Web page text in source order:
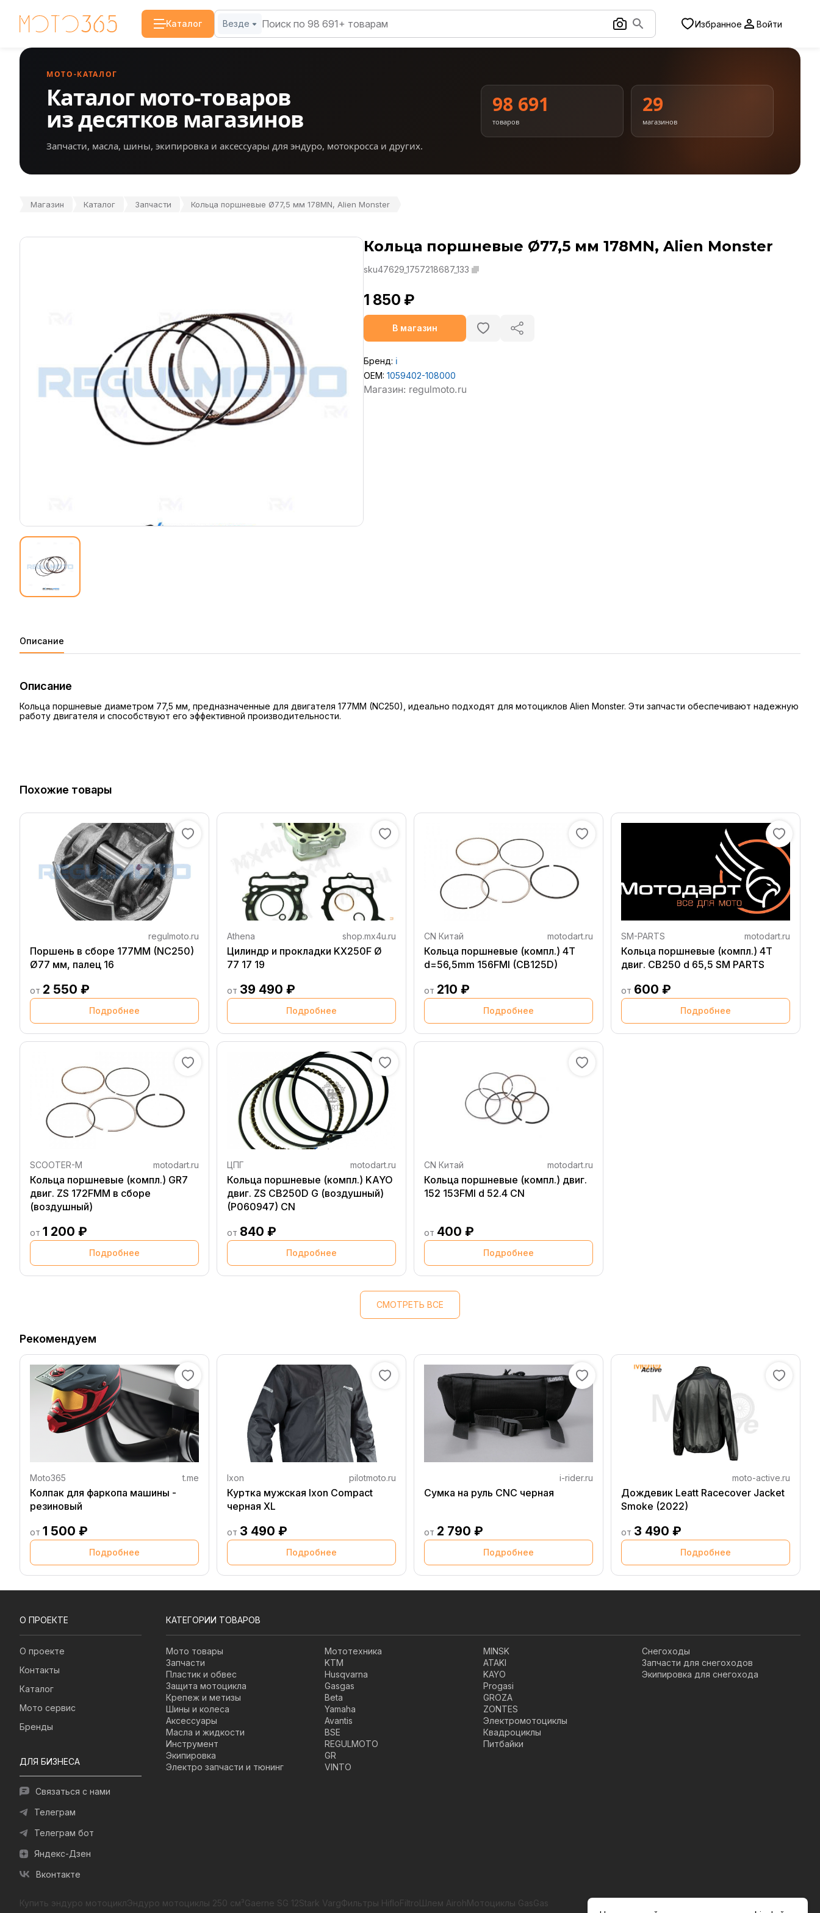
Каталог Везде Избранное Войти
МОТО-КАТАЛОГ
Каталог мото-товаров
из десятков магазинов
Запчасти, масла, шины, экипировка и аксессуары для эндуро, мотокросса и других.
98 691
товаров
29
магазинов
Магазин Каталог Запчасти Кольца поршневые Ø77,5 мм 178MN, Alien Monster
Кольца поршневые Ø77,5 мм 178MN, Alien Monster
sku47629_1757218687_133
1 850 ₽
В магазин
Бренд: ℹ️
OEM: 1059402-108000
Описание
Описание
Кольца поршневые диаметром 77,5 мм, предназначенные для двигателя 177MM (NC250), идеально подходят для мотоциклов Alien Monster. Эти запчасти обеспечивают надежную
работу двигателя и способствуют его эффективной производительности.
Похожие товары
regulmoto.ru
Поршень в сборе 177MM (NC250)
Ø77 мм, палец 16
от 2 550 ₽
Подробнее
Athena shop.mx4u.ru
Цилиндр и прокладки KX250F Ø
77 17 19
от 39 490 ₽
Подробнее
CN Китай motodart.ru
Кольца поршневые (компл.) 4T
d=56,5mm 156FMI (CB125D)
от 210 ₽
Подробнее
SM-PARTS motodart.ru
Кольца поршневые (компл.) 4T
двиг. CB250 d 65,5 SM PARTS
от 600 ₽
Подробнее
SCOOTER-M motodart.ru
Кольца поршневые (компл.) GR7
двиг. ZS 172FMM в сборе
(воздушный)
от 1 200 ₽
Подробнее
ЦПГ motodart.ru
Кольца поршневые (компл.) KAYO
двиг. ZS CB250D G (воздушный)
(P060947) CN
от 840 ₽
Подробнее
CN Китай motodart.ru
Кольца поршневые (компл.) двиг.
152 153FMI d 52.4 CN
от 400 ₽
Подробнее
СМОТРЕТЬ ВСЕ
Рекомендуем
Moto365 t.me
Колпак для фаркопа машины -
резиновый
от 1 500 ₽
Подробнее
Ixon pilotmoto.ru
Куртка мужская Ixon Compact
черная XL
от 3 490 ₽
Подробнее
i-rider.ru
Сумка на руль CNC черная
от 2 790 ₽
Подробнее
moto-active.ru
Дождевик Leatt Racecover Jacket
Smoke (2022)
от 3 490 ₽
Подробнее
О ПРОЕКТЕ
О проекте
Контакты
Каталог
Мото сервис
Бренды
ДЛЯ БИЗНЕСА
Связаться с нами
Телеграм
Телеграм бот
Яндекс-Дзен
Вконтакте
КАТЕГОРИИ ТОВАРОВ
Мото товары
Запчасти
Пластик и обвес
Защита мотоцикла
Крепеж и метизы
Шины и колеса
Аксессуары
Масла и жидкости
Инструмент
Экипировка
Электро запчасти и тюнинг
Мототехника
KTM
Husqvarna
Gasgas
Beta
Yamaha
Avantis
BSE
REGULMOTO
GR
VINTO
MINSK
ATAKI
KAYO
Progasi
GROZA
ZONTES
Электромотоциклы
Квадроциклы
Питбайки
Снегоходы
Запчасти для снегоходов
Экипировка для снегохода
Купить эндуро мотоциклЭндуро мотоциклы 250 см³Gaerne SG 12Stark VargФильтры HifloFiltroШлем AirohМотоциклы GasGas